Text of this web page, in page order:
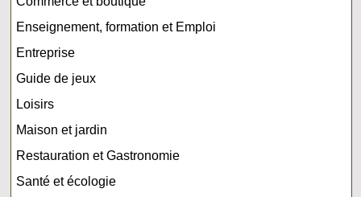
Enseignement, formation et Emploi
Entreprise
Guide de jeux
Loisirs
Maison et jardin
Restauration et Gastronomie
Santé et écologie